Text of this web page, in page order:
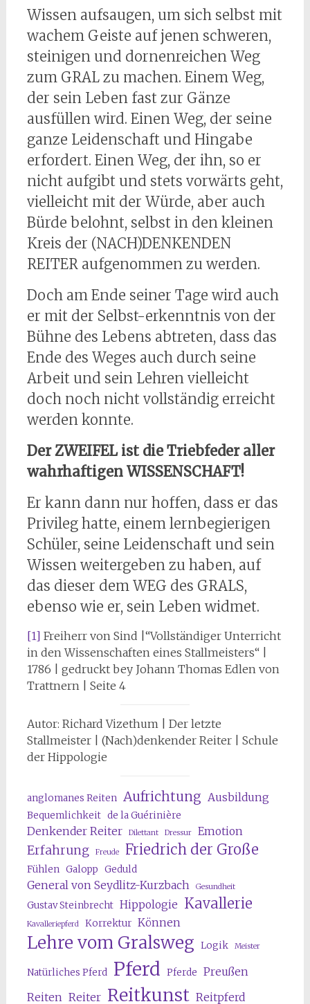
Wissen aufsaugen, um sich selbst mit
wachem Geiste auf jenen schweren,
steinigen und dornenreichen Weg
zum GRAL zu machen. Einem Weg,
der sein Leben fast zur Gänze
ausfüllen wird. Einen Weg, der seine
ganze Leidenschaft und Hingabe
erfordert. Einen Weg, der ihn, so er
nicht aufgibt und stets vorwärts geht,
vielleicht mit der Würde, aber auch
Bürde belohnt, selbst in den kleinen
Kreis der (NACH)DENKENDEN
REITER aufgenommen zu werden.
Doch am Ende seiner Tage wird auch
er mit der Selbst-erkenntnis von der
Bühne des Lebens abtreten, dass das
Ende des Weges auch durch seine
Arbeit und sein Lehren vielleicht
doch noch nicht vollständig erreicht
werden konnte.
Der ZWEIFEL ist die Triebfeder aller
wahrhaftigen WISSENSCHAFT!
Er kann dann nur hoffen, dass er das
Privileg hatte, einem lernbegierigen
Schüler, seine Leidenschaft und sein
Wissen weitergeben zu haben, auf
das dieser dem WEG des GRALS,
ebenso wie er, sein Leben widmet.
[1] Freiherr von Sind |“Vollständiger Unterricht
in den Wissenschaften eines Stallmeisters“ |
1786 | gedruckt bey Johann Thomas Edlen von
Trattnern | Seite 4
Autor: Richard Vizethum | Der letzte
Stallmeister | (Nach)denkender Reiter | Schule
der Hippologie
anglomanes Reiten Aufrichtung Ausbildung
Bequemlichkeit de la Guérinière
Denkender Reiter Dilettant Dressur Emotion
Erfahrung Freude Friedrich der Große
Fühlen Galopp Geduld
General von Seydlitz-Kurzbach Gesundheit
Gustav Steinbrecht Hippologie Kavallerie
Kavalleriepferd Korrektur Können
Lehre vom Gralsweg Logik Meister
Natürliches Pferd Pferd Pferde Preußen
Reiten Reiter Reitkunst Reitpferd